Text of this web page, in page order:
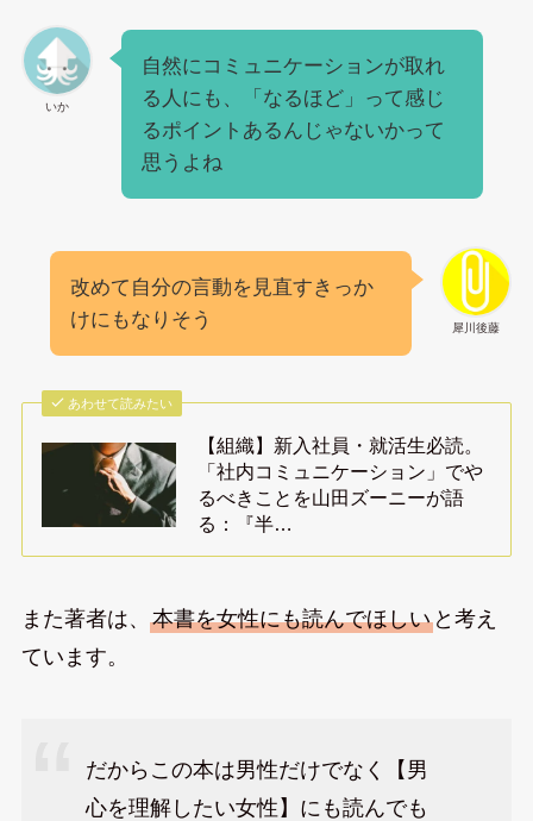
いか
自然にコミュニケーションが取れ
る人にも、「なるほど」って感じ
るポイントあるんじゃないかって
思うよね
犀川後藤
改めて自分の言動を見直すきっか
けにもなりそう
あわせて読みたい
【組織】新入社員・就活生必読。
「社内コミュニケーション」でや
るべきことを山田ズーニーが語
る：『半…
また著者は、 本書を女性にも読んでほしいと考え
ています。
だからこの本は男性だけでなく【男
心を理解したい女性】にも読んでも